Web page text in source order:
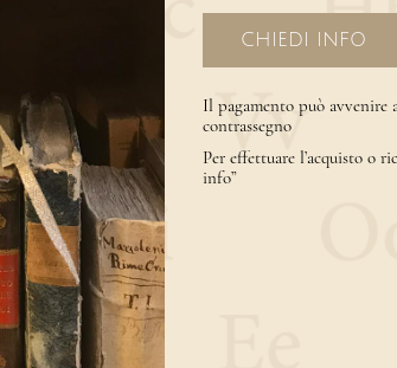
CHIEDI INFO
Il pagamento può avvenire
contrassegno
Per effettuare l’acquisto o
info”